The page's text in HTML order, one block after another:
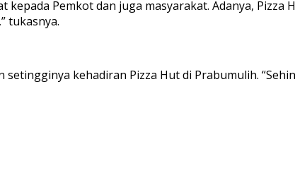
kepada Pemkot dan juga masyarakat. Adanya,
tukasnya.
kehadiran Pizza Hut di Prabumulih.